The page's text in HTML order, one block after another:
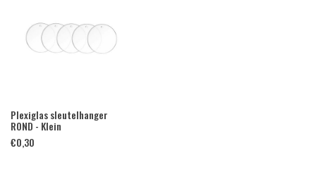
Plexiglas sleutelhanger
ROND - Klein
€0,30